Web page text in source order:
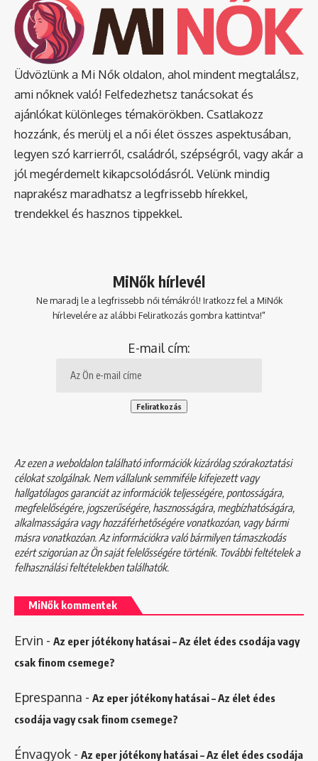
Üdvözlünk a Mi Nők oldalon, ahol mindent megtalálsz,
ami nőknek való! Felfedezhetsz tanácsokat és
ajánlókat különleges témakörökben. Csatlakozz
hozzánk, és merülj el a női élet összes aspektusában,
legyen szó karrierről, családról, szépségről, vagy akár a
jól megérdemelt kikapcsolódásról. Velünk mindig
naprakész maradhatsz a legfrissebb hírekkel,
trendekkel és hasznos tippekkel.
MiNők hírlevél
Ne maradj le a legfrissebb női témákról! Iratkozz fel a MiNők
hírlevelére az alábbi Feliratkozás gombra kattintva!"
E-mail cím:
Az ezen a weboldalon található információk kizárólag szórakoztatási
célokat szolgálnak. Nem vállalunk semmiféle kifejezett vagy
hallgatólagos garanciát az információk teljességére, pontosságára,
megfelelőségére, jogszerűségére, hasznosságára, megbízhatóságára,
alkalmasságára vagy hozzáférhetőségére vonatkozóan, vagy bármi
másra vonatkozóan. Az információkra való bármilyen támaszkodás
ezért szigorúan az Ön saját felelősségére történik. További feltételek a
felhasználási feltételekbentalálhatók.
MiNők kommentek
Ervin - Az eper jótékony hatásai – Az élet édes csodája vagy
csak finom csemege?
Eprespanna - Az eper jótékony hatásai – Az élet édes
csodája vagy csak finom csemege?
Énvagyok - Az eper jótékony hatásai – Az élet édes csodája